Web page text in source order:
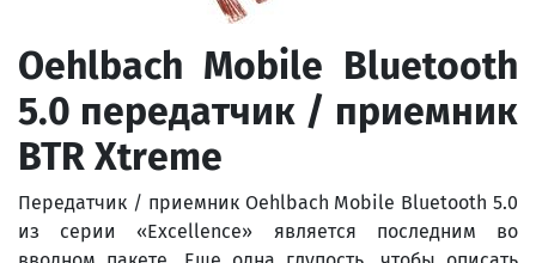
Oehlbach Mobile Bluetooth
5.0 передатчик / приемник
BTR Xtreme
Передатчик / приемник Oehlbach Mobile Bluetooth 5.0
из серии «Excellence» является последним во